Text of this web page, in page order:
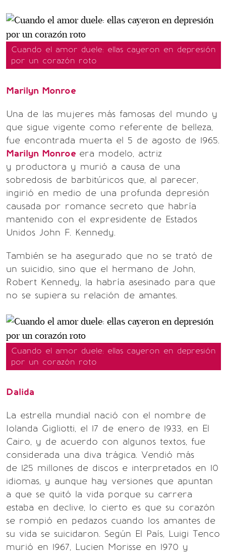
Cuando el amor duele: ellas cayeron en depresión
por un corazón roto
Marilyn Monroe
Una de las mujeres más famosas del mundo y
que sigue vigente como referente de belleza,
fue encontrada muerta el 5 de agosto de 1965.
Marilyn Monroe era modelo, actriz
y productora y murió a causa de una
sobredosis de barbitúricos que, al parecer,
ingirió en medio de una profunda depresión
causada por romance secreto que habría
mantenido con el expresidente de Estados
Unidos John F. Kennedy.
También se ha asegurado que no se trató de
un suicidio, sino que el hermano de John,
Robert Kennedy, la habría asesinado para que
no se supiera su relación de amantes.
Cuando el amor duele: ellas cayeron en depresión
por un corazón roto
Dalida
La estrella mundial nació con el nombre de
Iolanda Gigliotti, el 17 de enero de 1933, en El
Cairo, y de acuerdo con algunos textos, fue
considerada una diva trágica. Vendió más
de 125 millones de discos e interpretados en 10
idiomas, y aunque hay versiones que apuntan
a que se quitó la vida porque su carrera
estaba en declive, lo cierto es que su corazón
se rompió en pedazos cuando los amantes de
su vida se suicidaron. Según El País, Luigi Tenco
murió en 1967, Lucien Morisse en 1970 y